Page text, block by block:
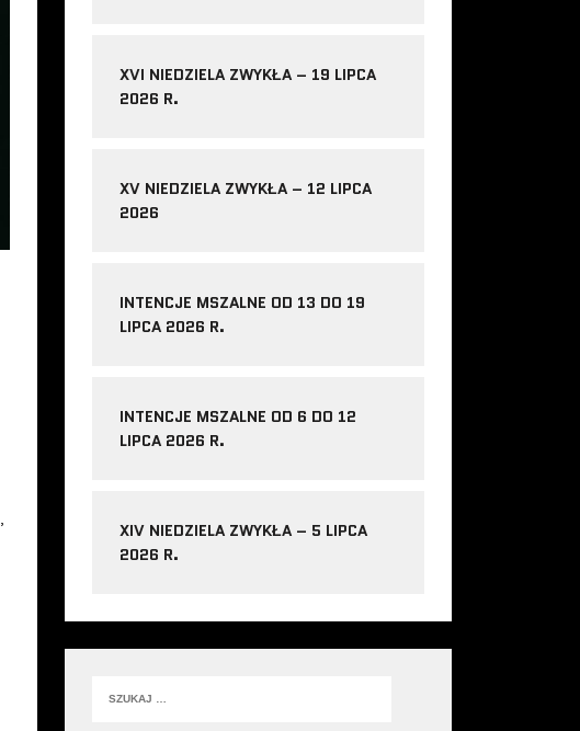
XVI NIEDZIELA ZWYKŁA – 19 LIPCA
2026 R.
XV NIEDZIELA ZWYKŁA – 12 LIPCA
2026
INTENCJE MSZALNE OD 13 DO 19
LIPCA 2026 R.
INTENCJE MSZALNE OD 6 DO 12
LIPCA 2026 R.
XIV NIEDZIELA ZWYKŁA – 5 LIPCA
2026 R.